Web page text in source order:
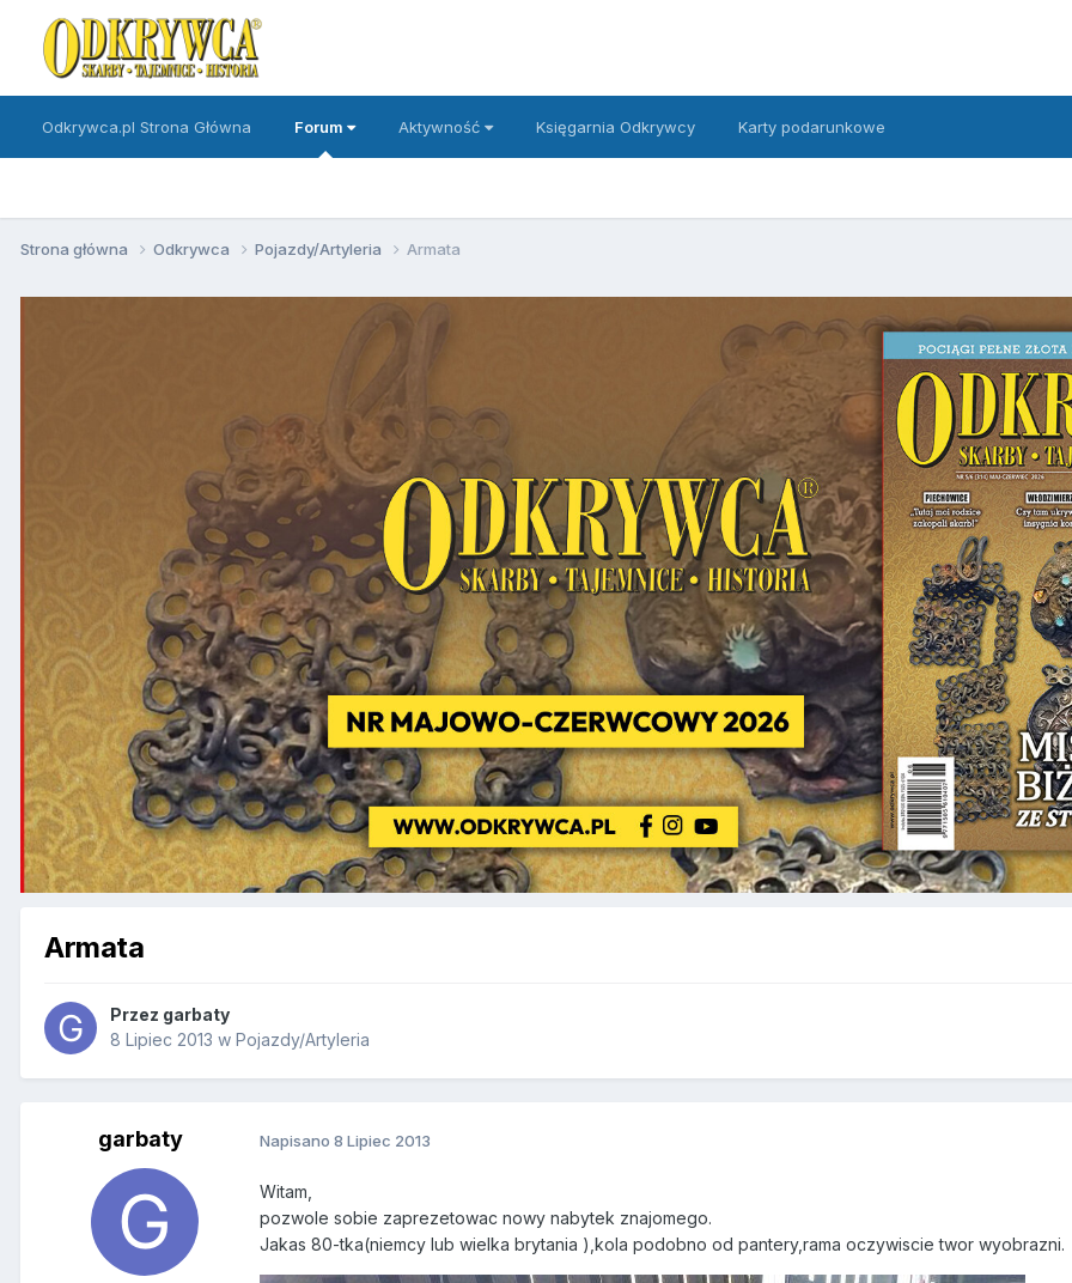
Odkrywca.pl Strona Główna Forum Aktywność Księgarnia Odkrywcy Karty podarunkowe
Strona główna Odkrywca Pojazdy/Artyleria Armata
Armata
Przez garbaty
8 Lipiec 2013 w Pojazdy/Artyleria
garbaty Napisano 8 Lipiec 2013
Witam,
pozwole sobie zaprezetowac nowy nabytek znajomego.
Jakas 80-tka(niemcy lub wielka brytania ),kola podobno od pantery,rama oczywiscie twor wyobrazni.